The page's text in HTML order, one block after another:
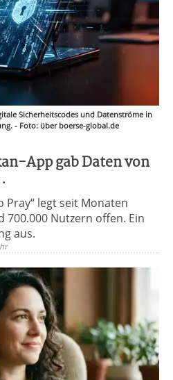
Sicherheitscodes und Datenströme in
- Foto: über boerse-global.de
App gab Daten von
Pray“ legt seit Monaten
Nutzern offen. Ein
aus.